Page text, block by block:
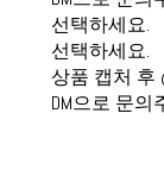
선택하세요.
선택하세요.
상품 캡처 후
DM으로 문의